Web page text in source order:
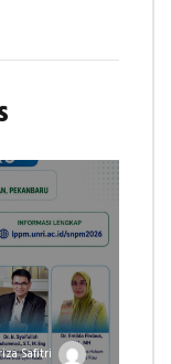
Safitri